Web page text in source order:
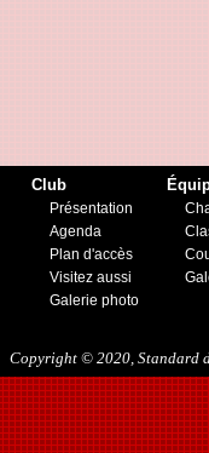
Club
Présentation
Agenda
Plan d'accès
Visitez aussi
Galerie photo
Copyright © 2020, Standard